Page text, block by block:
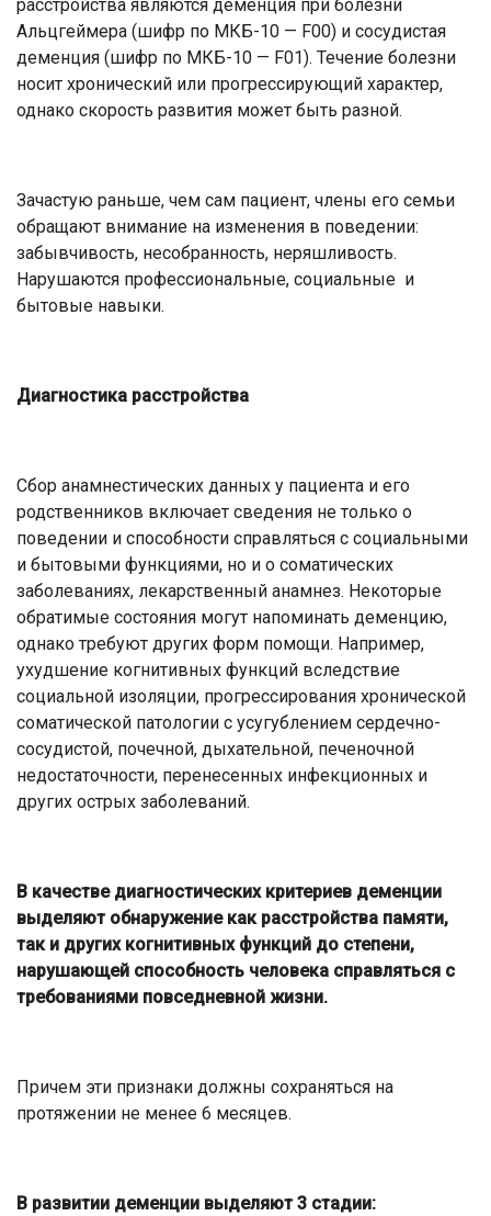
расстройства являются деменция при болезни
Альцгеймера (шифр по МКБ-10 — F00) и сосудистая
деменция (шифр по МКБ-10 — F01). Течение болезни
носит хронический или прогрессирующий характер,
однако скорость развития может быть разной.
Зачастую раньше, чем сам пациент, члены его семьи
обращают внимание на изменения в поведении:
забывчивость, несобранность, неряшливость.
Нарушаются профессиональные, социальные и
бытовые навыки.
Диагностика расстройства
Сбор анамнестических данных у пациента и его
родственников включает сведения не только о
поведении и способности справляться с социальными
и бытовыми функциями, но и о соматических
заболеваниях, лекарственный анамнез. Некоторые
обратимые состояния могут напоминать деменцию,
однако требуют других форм помощи. Например,
ухудшение когнитивных функций вследствие
социальной изоляции, прогрессирования хронической
соматической патологии с усугублением сердечно-
сосудистой, почечной, дыхательной, печеночной
недостаточности, перенесенных инфекционных и
других острых заболеваний.
В качестве диагностических критериев деменции
выделяют обнаружение как расстройства памяти,
так и других когнитивных функций до степени,
нарушающей способность человека справляться с
требованиями повседневной жизни.
Причем эти признаки должны сохраняться на
протяжении не менее 6 месяцев.
В развитии деменции выделяют 3 стадии: